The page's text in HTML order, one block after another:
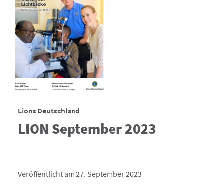
Lions Deutschland
LION September 2023
Veröffentlicht am 27. September 2023